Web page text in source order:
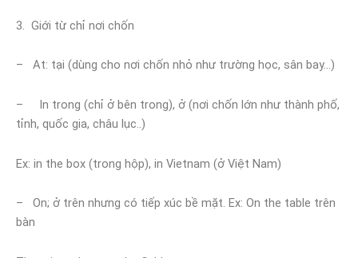
3. Giới từ chỉ nơi chốn
– At: tại (dùng cho nơi chốn nhỏ như trường học, sân bay…)
– In trong (chỉ ở bên trong), ở (nơi chốn lớn như thành phố,
tỉnh, quốc gia, châu lục..)
Ex: in the box (trong hộp), in Vietnam (ở Việt Nam)
– On; ở trên nhưng có tiếp xúc bề mặt. Ex: On the table trên
bàn